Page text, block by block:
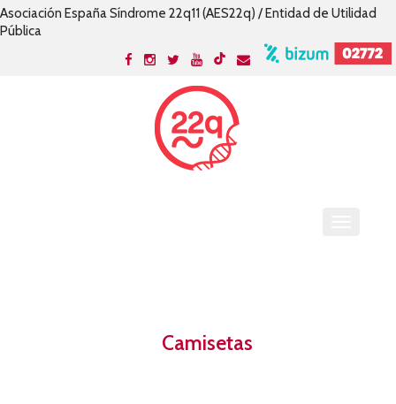
Asociación España Síndrome 22q11 (AES22q) / Entidad de Utilidad
Pública
Camisetas